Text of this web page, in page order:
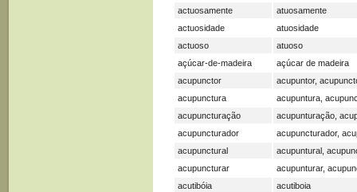
actuosamente
atuosamente
actuosidade
atuosidade
actuoso
atuoso
açúcar-de-madeira
açúcar de madeira
acupunctor
acupuntor,
acupunctura
acupuntura,
acupuncturação
acupunturação,
acupuncturador
acupuncturador,
acupunctural
acupuntural,
acupuncturar
acupunturar,
acutibóia
acutiboia